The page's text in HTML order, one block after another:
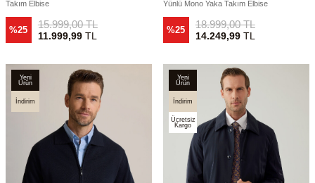
Takım Elbise
%25 15.999,00TL
11.999,99TL
Yünlü Mono Yaka Takım Elbise
%25 18.999,00TL
14.249,99TL
Yeni
Ürün
İndirim
Yeni
Ürün
İndirim
Ücretsiz
Kargo